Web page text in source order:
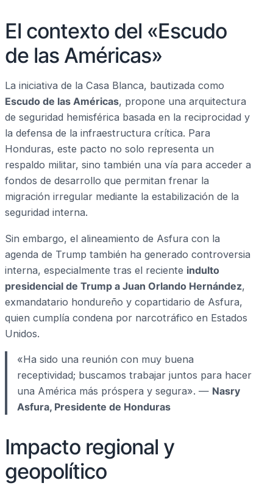
El contexto del «Escudo
de las Américas»
La iniciativa de la Casa Blanca, bautizada como
Escudo de las Américas, propone una arquitectura
de seguridad hemisférica basada en la reciprocidad y
la defensa de la infraestructura crítica. Para
Honduras, este pacto no solo representa un
respaldo militar, sino también una vía para acceder a
fondos de desarrollo que permitan frenar la
migración irregular mediante la estabilización de la
seguridad interna.
Sin embargo, el alineamiento de Asfura con la
agenda de Trump también ha generado controversia
interna, especialmente tras el reciente indulto
presidencial de Trump a Juan Orlando Hernández,
exmandatario hondureño y copartidario de Asfura,
quien cumplía condena por narcotráfico en Estados
Unidos.
«Ha sido una reunión con muy buena
receptividad; buscamos trabajar juntos para hacer
una América más próspera y segura». — Nasry
Asfura, Presidente de Honduras
Impacto regional y
geopolítico